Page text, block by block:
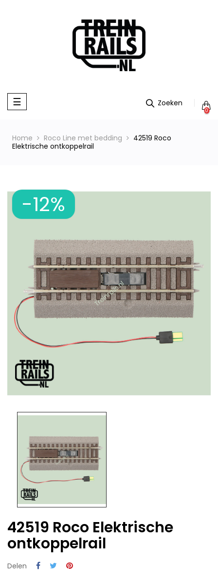
Toggle
navigation
☰
0
Home Roco Line met bedding
42519 Roco
Elektrische ontkoppelrail
-12%
42519 Roco Elektrische
ontkoppelrail
Delen